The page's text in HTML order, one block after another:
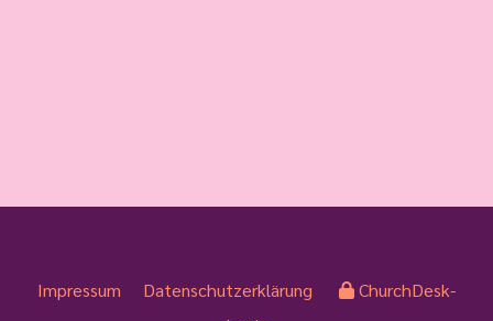
Impressum Datenschutzerklärung
ChurchDesk-